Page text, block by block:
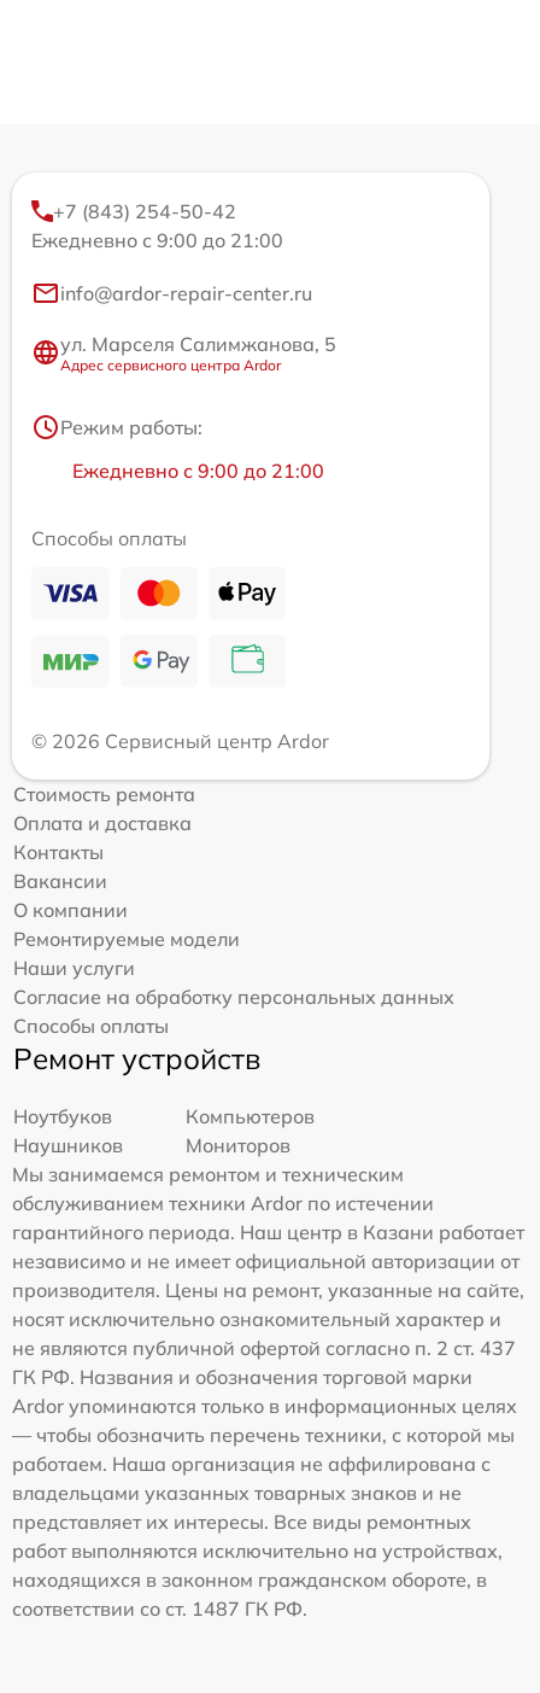
+7 (843) 254-50-42
Ежедневно с 9:00 до 21:00
info@ardor-repair-center.ru
ул. Марселя Салимжанова, 5
Адрес сервисного центра Ardor
Режим работы:
Ежедневно с 9:00 до 21:00
Способы оплаты
© 2026 Сервисный центр Ardor
Стоимость ремонта
Оплата и доставка
Контакты
Вакансии
О компании
Ремонтируемые модели
Наши услуги
Согласие на обработку персональных данных
Способы оплаты
Ремонт устройств
Ноутбуков
Компьютеров
Наушников
Мониторов
Мы занимаемся ремонтом и техническим
обслуживанием техники Ardor по истечении
гарантийного периода. Наш центр в Казани работает
независимо и не имеет официальной авторизации от
производителя. Цены на ремонт, указанные на сайте,
носят исключительно ознакомительный характер и
не являются публичной офертой согласно п. 2 ст. 437
ГК РФ. Названия и обозначения торговой марки
Ardor упоминаются только в информационных целях
— чтобы обозначить перечень техники, с которой мы
работаем. Наша организация не аффилирована с
владельцами указанных товарных знаков и не
представляет их интересы. Все виды ремонтных
работ выполняются исключительно на устройствах,
находящихся в законном гражданском обороте, в
соответствии со ст. 1487 ГК РФ.